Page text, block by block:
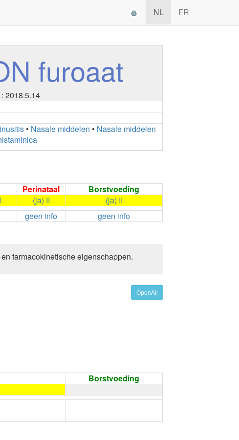
NL FR
furoaat
2018.5.14
• Nasale middelen • Nasale middelen
Perinataal
Borstvoeding
(ja) II
(ja) II
geen info
geen info
farmacokinetische eigenschappen.
OpenAll
Borstvoeding